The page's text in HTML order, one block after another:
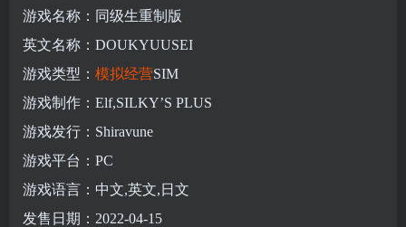
游戏名称：同级生重制版
英文名称：DOUKYUUSEI
游戏类型： 模拟经营SIM
游戏制作：Elf,SILKY’S PLUS
游戏发行：Shiravune
游戏平台：PC
游戏语言：中文,英文,日文
发售日期：2022-04-15